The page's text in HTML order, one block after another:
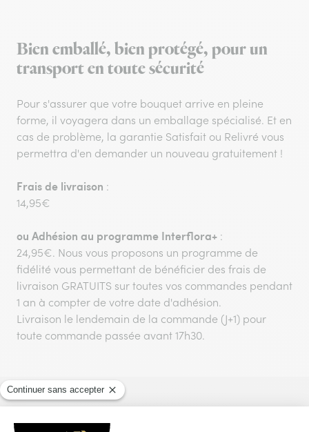
Bien emballé, bien protégé, pour un
transport en toute sécurité
Pour s'assurer que votre bouquet arrive en pleine
forme, il voyagera dans un emballage spécialisé. Et en
cas de problème, la garantie Satisfait ou Relivré vous
permettra d'en demander un nouveau gratuitement !
Frais de livraison :
14,95€
ou Adhésion au programme Interflora+ :
24,95€. Nous vous proposons un programme de
fidélité vous permettant de bénéficier des frais de
livraison GRATUITS sur toutes vos commandes pendant
1 an à compter de votre date d'adhésion.
Livraison le lendemain de la commande (J+1) pour
toute commande passée avant 17h30.
Vous aimerez aussi